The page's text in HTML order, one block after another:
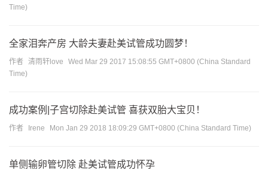
Time)
全家泪奔产房 大龄夫妻赴美试管成功圆梦！
作者 清雨轩love
Wed Mar 29 2017 15:08:55 GMT+0800 (China Standard
Time)
成功案例|子宫切除赴美试管 喜获双胎大宝贝！
作者 Irene Mon Jan 29 2018 18:09:29 GMT+0800 (China Standard Time)
单侧输卵管切除 赴美试管成功怀孕